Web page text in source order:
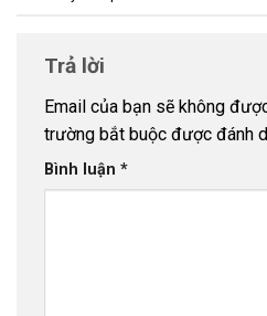
Trả lời
Email của bạn sẽ không
trường bắt buộc được đánh
Bình luận *